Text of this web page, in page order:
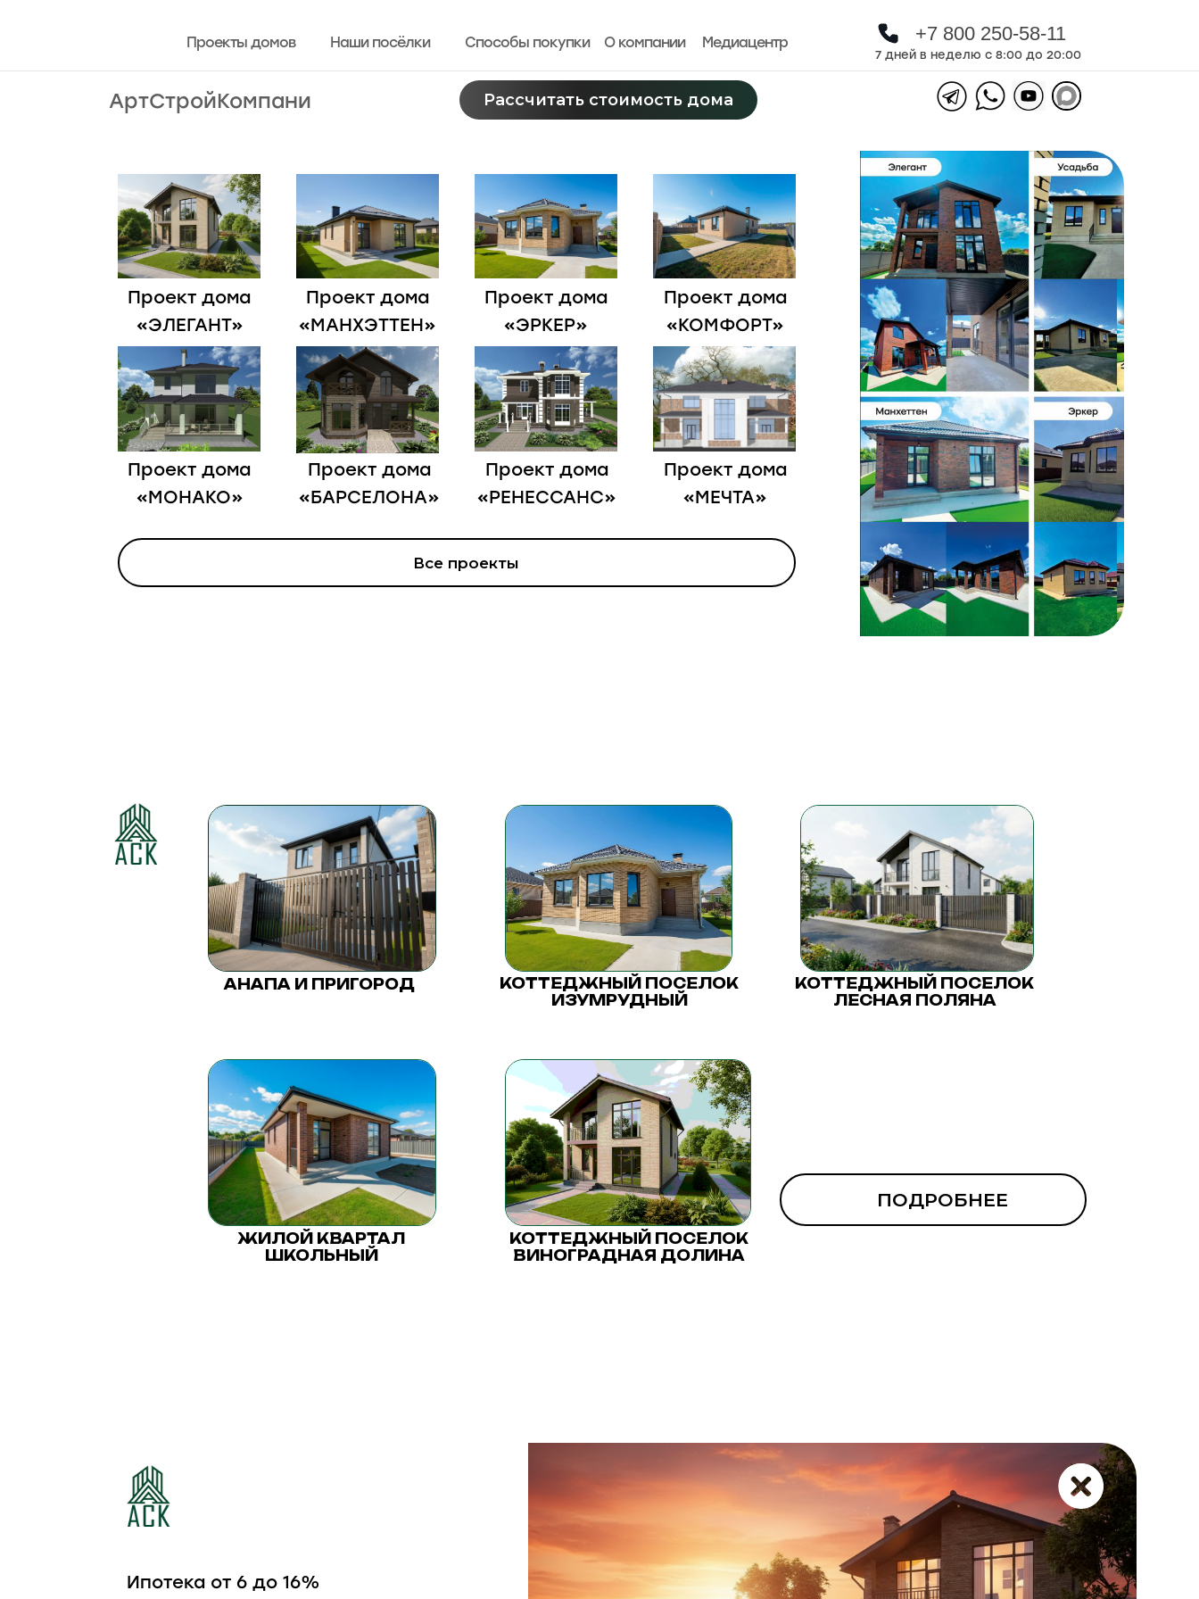
+7 800 250-58-11
7 дней в неделю с 8:00 до 20:00
Проекты домов Наши посёлки О компании Медиацентр
Способы покупки
Рассчитать стоимость дома
АртСтройКомпани
+7 800 250-58-11
Проекты домов Наши посёлки О компании Медиацентр
Способы покупки
Рассчитать стоимость дома
Проект дома
«ЭЛЕГАНТ»
Проект дома
«МАНХЭТТЕН»
Проект дома
«ЭРКЕР»
Проект дома
«КОМФОРТ»
Проект дома
«МОНАКО»
Проект дома
«БАРСЕЛОНА»
Проект дома
«РЕНЕССАНС»
Проект дома
«МЕЧТА»
Все проекты
ПОДРОБНЕЕ
КОТТЕДЖНЫЙ ПОСЕЛОК
ВИНОГРАДНАЯ ДОЛИНА
КОТТЕДЖНЫЙ ПОСЕЛОК
ИЗУМРУДНЫЙ
КОТТЕДЖНЫЙ ПОСЕЛОК
ЛЕСНАЯ ПОЛЯНА
ЖИЛОЙ КВАРТАЛ
ШКОЛЬНЫЙ
АНАПА И ПРИГОРОД
Ипотека от 6 до 16%